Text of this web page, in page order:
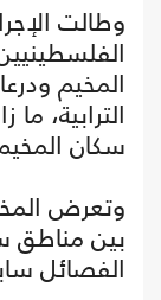
وطالت
المخيم
الترابية،
سكان
وتعرض
بين مناطق
الفصائل